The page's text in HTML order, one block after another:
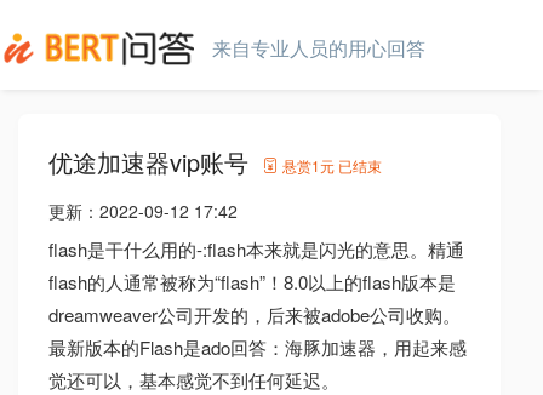
来自专业人员的用心回答
优途加速器vip账号 悬赏1元 已结束
更新： 2022-09-12 17:42
flash是干什么用的-:flash本来就是闪光的意思。精通
flash的人通常被称为“flash”！8.0以上的flash版本是
dreamweaver公司开发的，后来被adobe公司收购。
最新版本的Flash是ado回答：海豚加速器，用起来感
觉还可以，基本感觉不到任何延迟。